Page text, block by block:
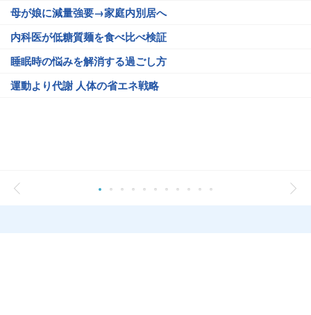
母が娘に減量強要→家庭内別居へ
内科医が低糖質麺を食べ比べ検証
睡眠時の悩みを解消する過ごし方
運動より代謝 人体の省エネ戦略